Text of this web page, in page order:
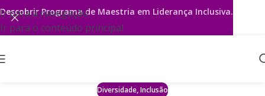
Ir para a navegação
Ir para o conteúdo principal
Diversidade,Inclusão
Descobrir Programa de Maestria em Liderança Inclusiva.